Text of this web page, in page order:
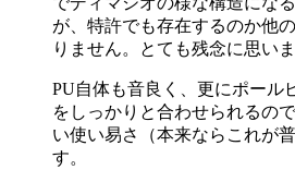
が、特許でも存在するのか他
りません。とても残念に思いま
PU自体も音良く、更にポール
をしっかりと合わせられるの
い使い易さ（本来ならこれが
す。